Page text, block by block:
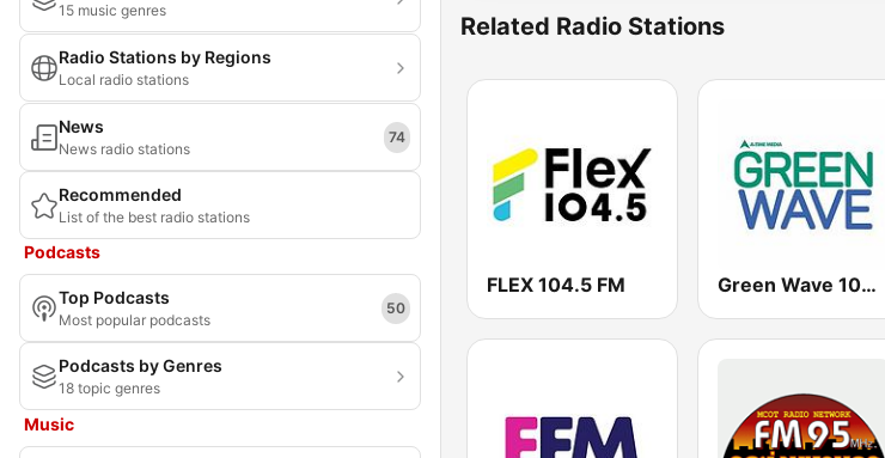
15 music genres
Radio Stations by Regions
Local radio stations
News
News radio stations
74
Recommended
List of the best radio stations
Podcasts
Top Podcasts
Most popular podcasts
50
Podcasts by Genres
18 topic genres
Music
Related Radio Stations
FLEX 104.5 FM Green Wave 106.5 FM